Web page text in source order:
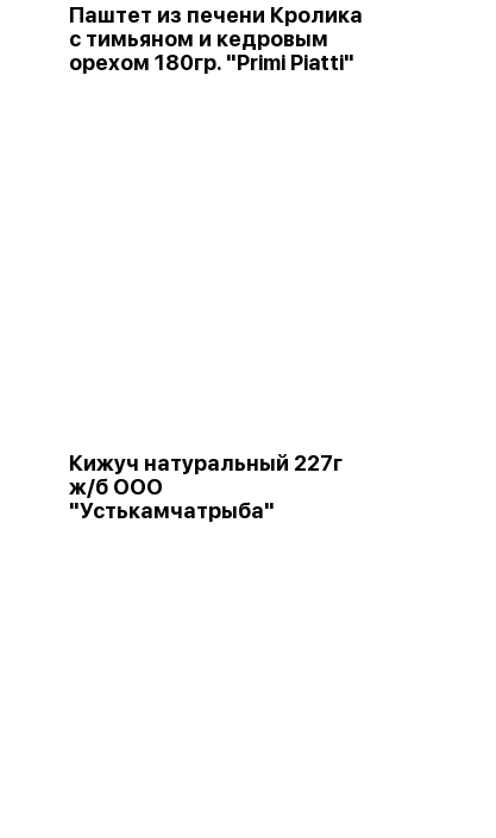
Паштет из печени Кролика
с тимьяном и кедровым
орехом 180гр. "Primi Piatti"
Кижуч натуральный 227г
ж/б ООО
"Устькамчатрыба"